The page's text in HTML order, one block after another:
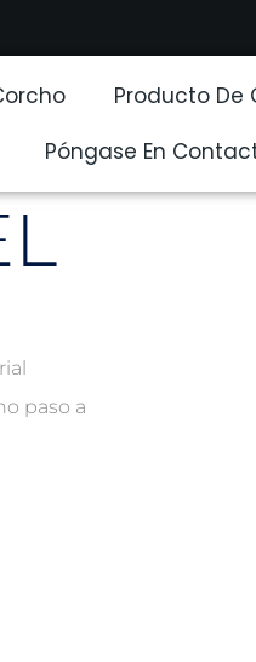
Producto De
Póngase En
paso a